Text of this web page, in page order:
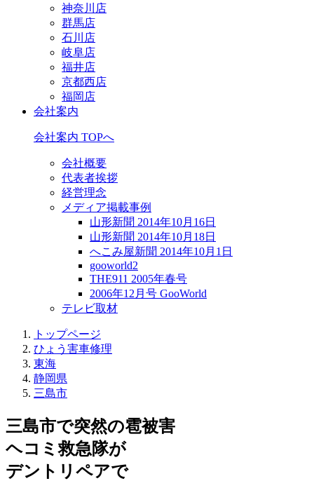
神奈川店
群馬店
石川店
岐阜店
福井店
京都西店
福岡店
会社案内
会社案内 TOPへ
会社概要
代表者挨拶
経営理念
メディア掲載事例
山形新聞 2014年10月16日
山形新聞 2014年10月18日
へこみ屋新聞 2014年10月1日
gooworld2
THE911 2005年春号
2006年12月号 GooWorld
テレビ取材
トップページ
ひょう害車修理
東海
静岡県
三島市
三島市で突然の雹被害
ヘコミ救急隊が
デントリペアで